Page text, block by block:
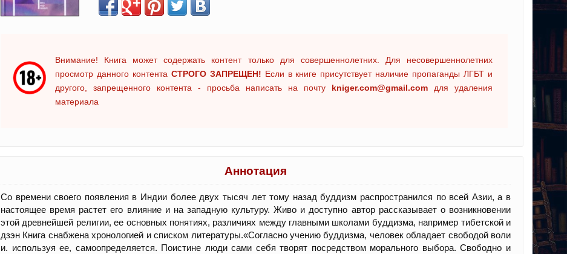
Внимание! Книга может содержать контент только для совершеннолетних. Для несовершеннолетних
просмотр данного контента СТРОГО ЗАПРЕЩЕН! Если в книге присутствует наличие пропаганды ЛГБТ и
другого, запрещенного контента - просьба написать на почту kniger.com@gmail.com для удаления
материала
Аннотация
Со времени своего появления в Индии более двух тысяч лет тому назад буддизм распространился по всей Азии, а в
настоящее время растет его влияние и на западную культуру. Живо и доступно автор рассказывает о возникновении
этой древнейшей религии, ее основных понятиях, различиях между главными школами буддизма, например тибетской и
дзэн Книга снабжена хронологией и списком литературы.«Согласно учению буддизма, человек обладает свободой воли
и. используя ее, самоопределяется. Поистине люди сами себя творят посредством морального выбора. Свободно и